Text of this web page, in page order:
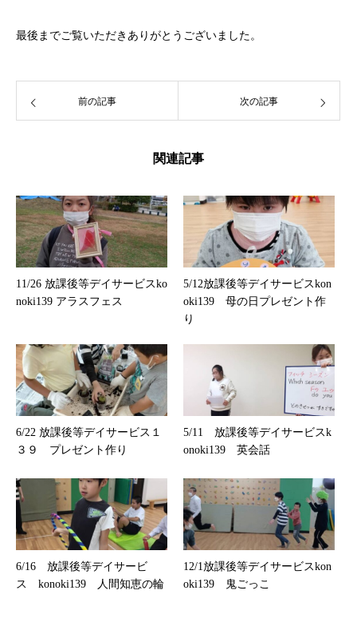
最後までご覧いただきありがとうございました。
前の記事 次の記事
関連記事
11/26 放課後等デイサービスko
noki139 アラスフェス
5/12放課後等デイサービスkon
oki139 母の日プレゼント作
り
6/22 放課後等デイサービス１
３９ プレゼント作り
5/11 放課後等デイサービスk
onoki139 英会話
6/16 放課後等デイサービ
ス konoki139 人間知恵の輪
12/1放課後等デイサービスkon
oki139 鬼ごっこ